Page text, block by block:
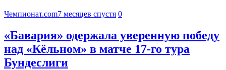
Чемпионат.com7 месяцев спустя 0
«Бавария» одержала уверенную победу
над «Кёльном» в матче 17-го тура
Бундеслиги